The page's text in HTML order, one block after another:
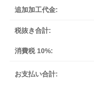
追加加工代金:
税抜き合計:
消費税 10%:
お支払い合計: